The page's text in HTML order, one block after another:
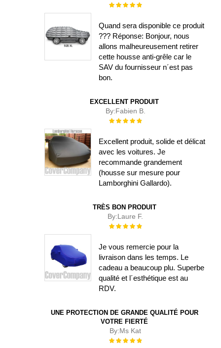
Évaluation :
Quand sera disponible ce produit
??? Réponse: Bonjour, nous
allons malheureusement retirer
cette housse anti-grêle car le
SAV du fournisseur n´est pas
bon.
EXCELLENT PRODUIT
By:Fabien B.
Évaluation :
Excellent produit, solide et délicat
avec les voitures. Je
recommande grandement
(housse sur mesure pour
Lamborghini Gallardo).
TRÈS BON PRODUIT
By:Laure F.
Évaluation :
Je vous remercie pour la
livraison dans les temps. Le
cadeau a beaucoup plu. Superbe
qualité et l´esthétique est au
RDV.
UNE PROTECTION DE GRANDE QUALITÉ POUR
VOTRE FIERTÉ
By:Ms Kat
Évaluation :